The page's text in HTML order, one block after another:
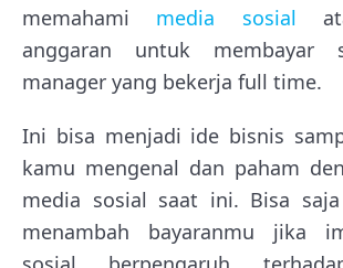
memahami media sosial
anggaran untuk membayar
manager yang bekerja full time.
Ini bisa menjadi ide bisnis
kamu mengenal dan paham
media sosial saat ini. Bisa
menambah bayaranmu jika